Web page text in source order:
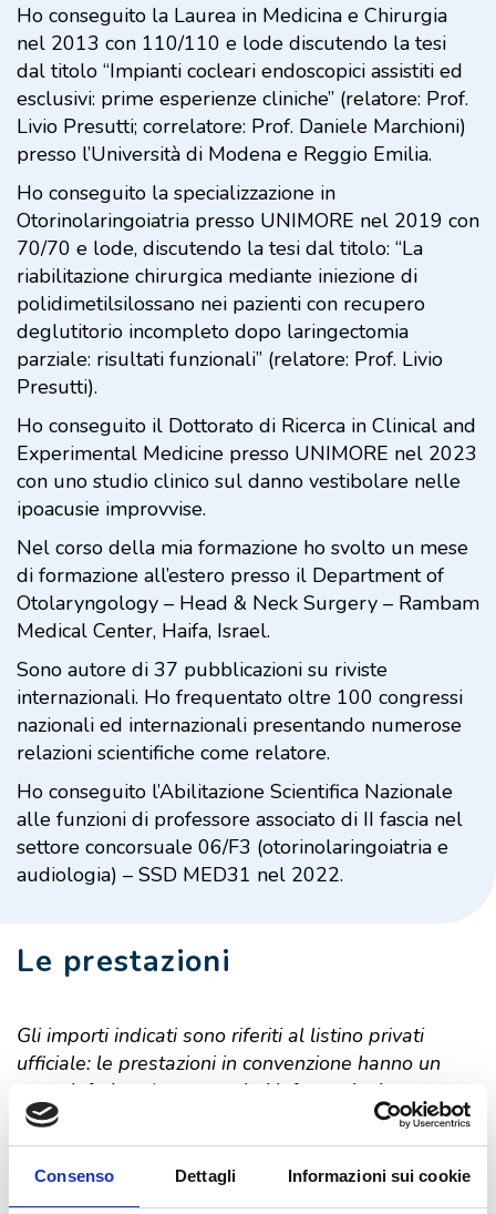
Consenso Dettagli Informazioni sui cookie
Ho conseguito la Laurea in Medicina e Chirurgia
nel 2013 con 110/110 e lode discutendo la tesi
dal titolo “Impianti cocleari endoscopici assistiti ed
esclusivi: prime esperienze cliniche” (relatore: Prof.
Livio Presutti; correlatore: Prof. Daniele Marchioni)
presso l’Università di Modena e Reggio Emilia.
Ho conseguito la specializzazione in
Otorinolaringoiatria presso UNIMORE nel 2019 con
70/70 e lode, discutendo la tesi dal titolo: “La
riabilitazione chirurgica mediante iniezione di
polidimetilsilossano nei pazienti con recupero
deglutitorio incompleto dopo laringectomia
parziale: risultati funzionali” (relatore: Prof. Livio
Presutti).
Ho conseguito il Dottorato di Ricerca in Clinical and
Experimental Medicine presso UNIMORE nel 2023
con uno studio clinico sul danno vestibolare nelle
ipoacusie improvvise.
Nel corso della mia formazione ho svolto un mese
di formazione all’estero presso il Department of
Otolaryngology – Head & Neck Surgery – Rambam
Medical Center, Haifa, Israel.
Sono autore di 37 pubblicazioni su riviste
internazionali. Ho frequentato oltre 100 congressi
nazionali ed internazionali presentando numerose
relazioni scientifiche come relatore.
Ho conseguito l’Abilitazione Scientifica Nazionale
alle funzioni di professore associato di II fascia nel
settore concorsuale 06/F3 (otorinolaringoiatria e
audiologia) – SSD MED31 nel 2022.
Le prestazioni
Gli importi indicati sono riferiti al listino privati
ufficiale: le prestazioni in convenzione hanno un
costo inferiore (per maggiori informazioni
la segreteria PCM
059.306196).
All’importo va sempre aggiunto il costo
dell’imposta di bollo, pari a
€ 2,00.
Non sono prenotabili on line le prestazioni